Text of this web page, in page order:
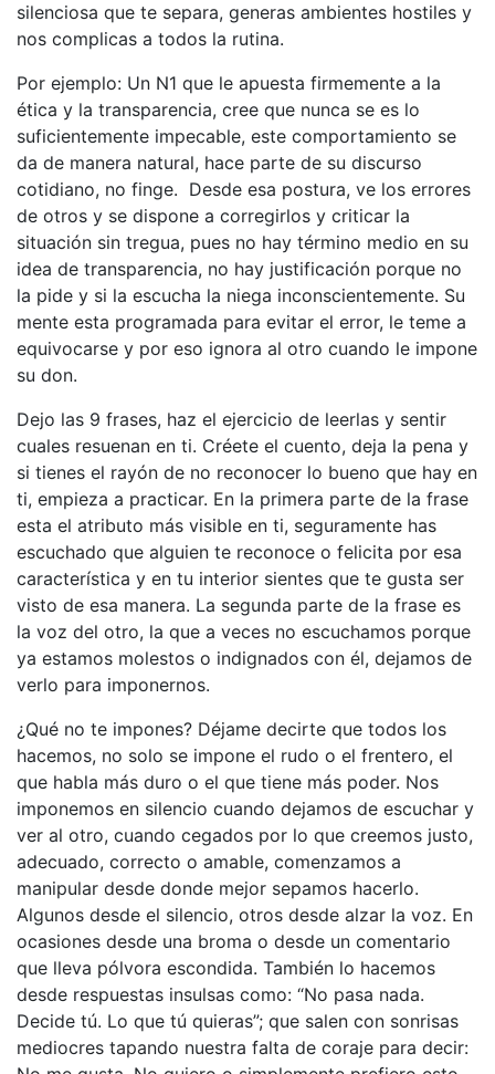
silenciosa que te separa, generas ambientes hostiles y
nos complicas a todos la rutina.
Por ejemplo: Un N1 que le apuesta firmemente a la
ética y la transparencia, cree que nunca se es lo
suficientemente impecable, este comportamiento se
da de manera natural, hace parte de su discurso
cotidiano, no finge. Desde esa postura, ve los errores
de otros y se dispone a corregirlos y criticar la
situación sin tregua, pues no hay término medio en su
idea de transparencia, no hay justificación porque no
la pide y si la escucha la niega inconscientemente. Su
mente esta programada para evitar el error, le teme a
equivocarse y por eso ignora al otro cuando le impone
su don.
Dejo las 9 frases, haz el ejercicio de leerlas y sentir
cuales resuenan en ti. Créete el cuento, deja la pena y
si tienes el rayón de no reconocer lo bueno que hay en
ti, empieza a practicar. En la primera parte de la frase
esta el atributo más visible en ti, seguramente has
escuchado que alguien te reconoce o felicita por esa
característica y en tu interior sientes que te gusta ser
visto de esa manera. La segunda parte de la frase es
la voz del otro, la que a veces no escuchamos porque
ya estamos molestos o indignados con él, dejamos de
verlo para imponernos.
¿Qué no te impones? Déjame decirte que todos los
hacemos, no solo se impone el rudo o el frentero, el
que habla más duro o el que tiene más poder. Nos
imponemos en silencio cuando dejamos de escuchar y
ver al otro, cuando cegados por lo que creemos justo,
adecuado, correcto o amable, comenzamos a
manipular desde donde mejor sepamos hacerlo.
Algunos desde el silencio, otros desde alzar la voz. En
ocasiones desde una broma o desde un comentario
que lleva pólvora escondida. También lo hacemos
desde respuestas insulsas como: “No pasa nada.
Decide tú. Lo que tú quieras”; que salen con sonrisas
mediocres tapando nuestra falta de coraje para decir: